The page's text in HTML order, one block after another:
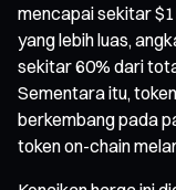
mencapai sekitar
yang lebih luas,
sekitar 60% dari
Sementara itu,
berkembang pada
token on-chain